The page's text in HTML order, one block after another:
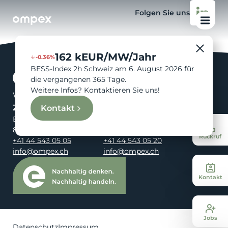
Rückruf
Kontakt
Jobs
-0.36%162 kEUR/MW/Jahr
BESS-Index 2h Schweiz am 6. August 2026 für
die vergangenen 365 Tage.
Weitere Infos? Kontaktieren Sie uns!
Kontakt
Folgen Sie uns
Wir sind Ihre Energie.
Zürich
Birmensdorferstrasse 108
8003 Zürich
+41 44 543 05 05
info@ompex.ch
+41 44 543 05 20
info@ompex.ch